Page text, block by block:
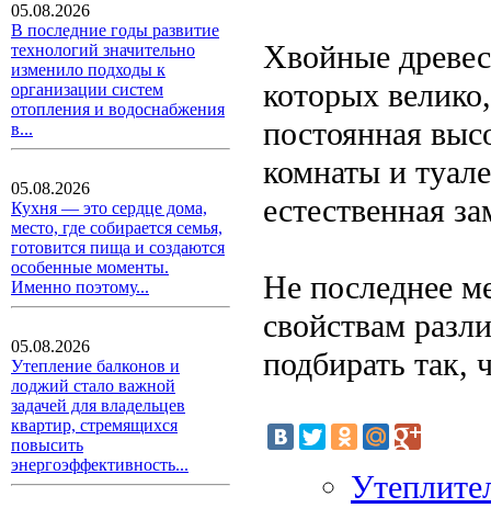
05.08.2026
В последние годы развитие
технологий значительно
изменило подходы к
организации систем
отопления и водоснабжения
в...
05.08.2026
Кухня — это сердце дома,
место, где собирается семья,
готовится пища и создаются
особенные моменты.
Именно поэтому...
05.08.2026
Утепление балконов и
лоджий стало важной
задачей для владельцев
квартир, стремящихся
повысить
энергоэффективность...
Хвойные
которых
постоянная
комнаты и
естественная
Не последнее
свойствам
подбирать так,